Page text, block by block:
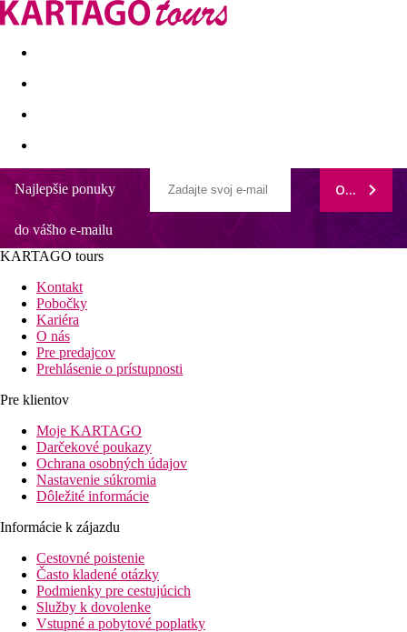
Last minute Dovolenkové kluby
Najlepšie ponuky
do vášho e-mailu
ODOBERAŤ
KARTAGO tours
Kontakt
Pobočky
Kariéra
O nás
Pre predajcov
Prehlásenie o prístupnosti
Pre klientov
Moje KARTAGO
Darčekové poukazy
Ochrana osobných údajov
Nastavenie súkromia
Dôležité informácie
Informácie k zájazdu
Cestovné poistenie
Často kladené otázky
Podmienky pre cestujúcich
Služby k dovolenke
Vstupné a pobytové poplatky